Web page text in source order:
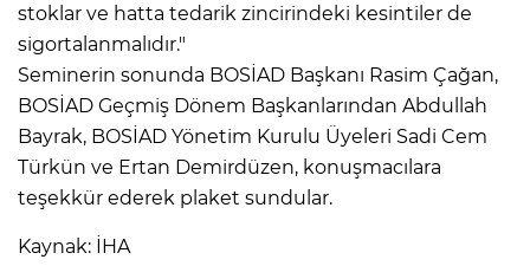
stoklar ve hatta tedarik zincirindeki kesintiler de
sigortalanmalıdır."
Seminerin sonunda BOSİAD Başkanı Rasim Çağan,
BOSİAD Geçmiş Dönem Başkanlarından Abdullah
Bayrak, BOSİAD Yönetim Kurulu Üyeleri Sadi Cem
Türkün ve Ertan Demirdüzen, konuşmacılara
teşekkür ederek plaket sundular.
Kaynak: İHA